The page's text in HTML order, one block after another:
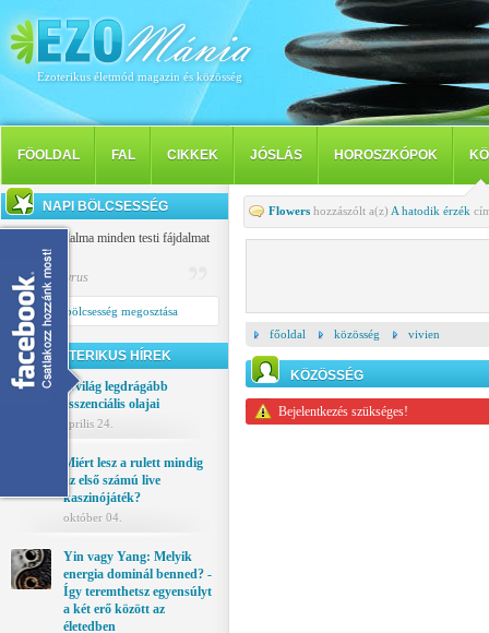
Ezoterikus életmód magazin és közösség
FÖOLDAL FAL CIKKEK JÓSLÁS HOROSZKÓPOK
NAPI BÖLCSESSÉG
A tudat fájdalma minden testi fájdalmat
felülmúl.
Publilius Syrus
Napi bölcsesség megosztása
EZOTERIKUS HÍREK
A világ legdrágább
esszenciális olajai
április 24.
Miért lesz a rulett mindig
az első számú live
kaszinójáték?
október 04.
Yin vagy Yang: Melyik
energia dominál benned? -
Így teremthetsz egyensúlyt
a két erő között az
életedben
Flowers hozzászólt a(z) A hatodik érzék
főoldal közösség vivien
KÖZÖSSÉG
Bejelentkezés szükséges!